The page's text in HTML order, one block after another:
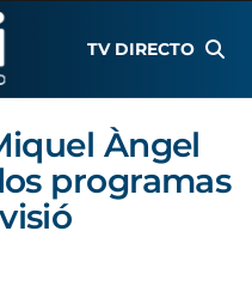
TV DIRECTO
Àngel
programas